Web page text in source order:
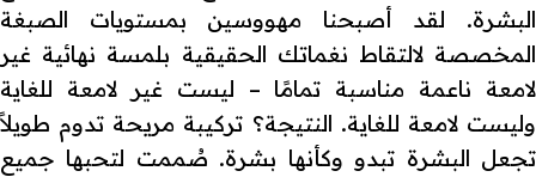
البشرة. لقد أصبحنا مهووسين بمستويات الصبغة
المخصصة لالتقاط نغماتك الحقيقية بلمسة نهائية غير
لامعة ناعمة مناسبة تمامًا – ليست غير لامعة للغاية
وليست لامعة للغاية. النتيجة؟ تركيبة مريحة تدوم طويلاً
تجعل البشرة تبدو وكأنها بشرة. صُممت لتحبها جميع